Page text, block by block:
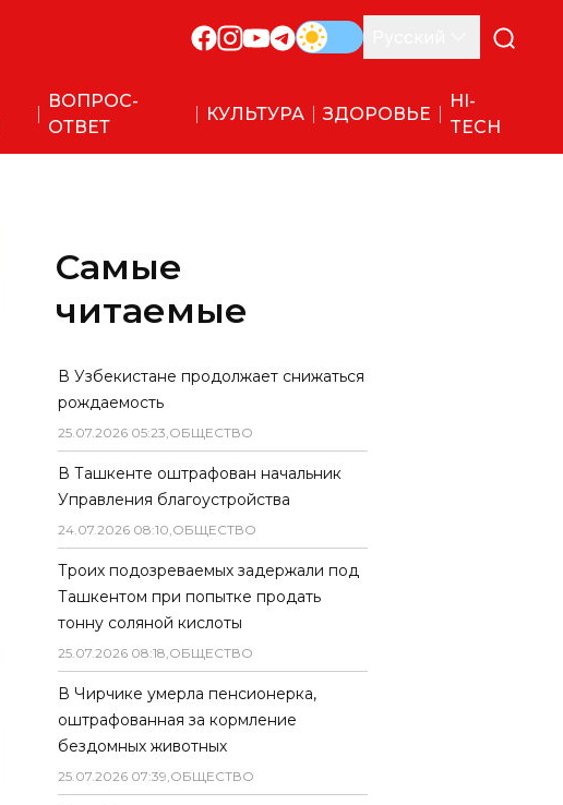
ВОПРОС-
ОТВЕТ
КУЛЬТУРА ЗДОРОВЬЕ
HI-
TECH
Самые
читаемые
В Узбекистане продолжает снижаться
рождаемость
25.07.2026 05:23,ОБЩЕСТВО
В Ташкенте оштрафован начальник
Управления благоустройства
24.07.2026 08:10,ОБЩЕСТВО
Троих подозреваемых задержали под
Ташкентом при попытке продать
тонну соляной кислоты
25.07.2026 08:18,ОБЩЕСТВО
В Чирчике умерла пенсионерка,
оштрафованная за кормление
бездомных животных
25.07.2026 07:39,ОБЩЕСТВО